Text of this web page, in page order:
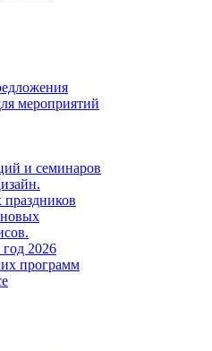
мероприятий
и семинаров
2026
программ